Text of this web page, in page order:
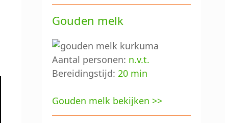
Gouden melk
Aantal personen: n.v.t.
Bereidingstijd: 20 min
Gouden melk bekijken >>